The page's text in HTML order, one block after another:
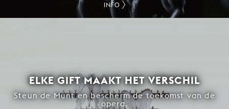
INFO
ELKE GIFT MAAKT HET VERSCHIL
Steun de Munt en bescherm de toekomst van de
opera.